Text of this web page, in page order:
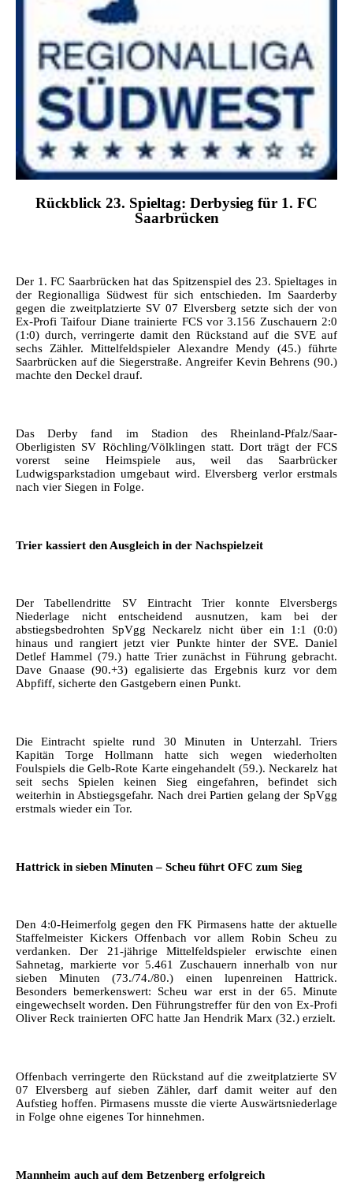
Rückblick 23. Spieltag: Derbysieg für 1. FC
Saarbrücken
Der 1. FC Saarbrücken hat das Spitzenspiel des 23. Spieltages in
der Regionalliga Südwest für sich entschieden. Im Saarderby
gegen die zweitplatzierte SV 07 Elversberg setzte sich der von
Ex-Profi Taifour Diane trainierte FCS vor 3.156 Zuschauern 2:0
(1:0) durch, verringerte damit den Rückstand auf die SVE auf
sechs Zähler. Mittelfeldspieler Alexandre Mendy (45.) führte
Saarbrücken auf die Siegerstraße. Angreifer Kevin Behrens (90.)
machte den Deckel drauf.
Das Derby fand im Stadion des Rheinland-Pfalz/Saar-
Oberligisten SV Röchling/Völklingen statt. Dort trägt der FCS
vorerst seine Heimspiele aus, weil das Saarbrücker
Ludwigsparkstadion umgebaut wird. Elversberg verlor erstmals
nach vier Siegen in Folge.
Trier kassiert den Ausgleich in der Nachspielzeit
Der Tabellendritte SV Eintracht Trier konnte Elversbergs
Niederlage nicht entscheidend ausnutzen, kam bei der
abstiegsbedrohten SpVgg Neckarelz nicht über ein 1:1 (0:0)
hinaus und rangiert jetzt vier Punkte hinter der SVE. Daniel
Detlef Hammel (79.) hatte Trier zunächst in Führung gebracht.
Dave Gnaase (90.+3) egalisierte das Ergebnis kurz vor dem
Abpfiff, sicherte den Gastgebern einen Punkt.
Die Eintracht spielte rund 30 Minuten in Unterzahl. Triers
Kapitän Torge Hollmann hatte sich wegen wiederholten
Foulspiels die Gelb-Rote Karte eingehandelt (59.). Neckarelz hat
seit sechs Spielen keinen Sieg eingefahren, befindet sich
weiterhin in Abstiegsgefahr. Nach drei Partien gelang der SpVgg
erstmals wieder ein Tor.
Hattrick in sieben Minuten – Scheu führt OFC zum Sieg
Den 4:0-Heimerfolg gegen den FK Pirmasens hatte der aktuelle
Staffelmeister Kickers Offenbach vor allem Robin Scheu zu
verdanken. Der 21-jährige Mittelfeldspieler erwischte einen
Sahnetag, markierte vor 5.461 Zuschauern innerhalb von nur
sieben Minuten (73./74./80.) einen lupenreinen Hattrick.
Besonders bemerkenswert: Scheu war erst in der 65. Minute
eingewechselt worden. Den Führungstreffer für den von Ex-Profi
Oliver Reck trainierten OFC hatte Jan Hendrik Marx (32.) erzielt.
Offenbach verringerte den Rückstand auf die zweitplatzierte SV
07 Elversberg auf sieben Zähler, darf damit weiter auf den
Aufstieg hoffen. Pirmasens musste die vierte Auswärtsniederlage
in Folge ohne eigenes Tor hinnehmen.
Mannheim auch auf dem Betzenberg erfolgreich